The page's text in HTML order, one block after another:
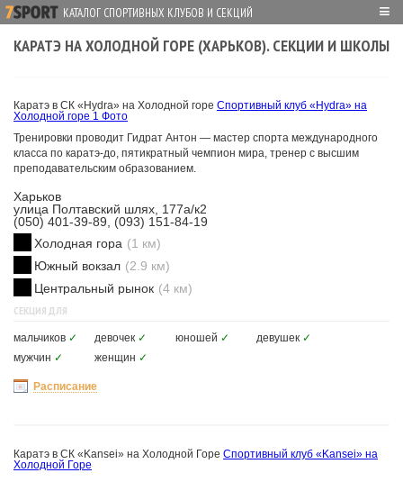
КАТАЛОГ СПОРТИВНЫХ КЛУБОВ И СЕКЦИЙ ≡
КАРАТЭ НА ХОЛОДНОЙ ГОРЕ (ХАРЬКОВ). СЕКЦИИ И ШКОЛЫ
Каратэ в СК «Hydra» на Холодной горе Спортивный клуб «Hydra» на
Холодной горе 1 Фото
Тренировки проводит Гидрат Антон — мастер спорта международного
класса по каратэ-до, пятикратный чемпион мира, тренер с высшим
преподавательским образованием.
Харьков
улица Полтавский шлях, 177а/к2
(050) 401-39-89, (093) 151-84-19
Холодная гора (1 км)
Южный вокзал (2.9 км)
Центральный рынок (4 км)
СЕКЦИЯ ДЛЯ
мальчиков ✓ девочек ✓ юношей ✓ девушек ✓
мужчин ✓ женщин ✓
Расписание
Каратэ в СК «Kansei» на Холодной Горе Спортивный клуб «Kansei» на
Холодной Горе